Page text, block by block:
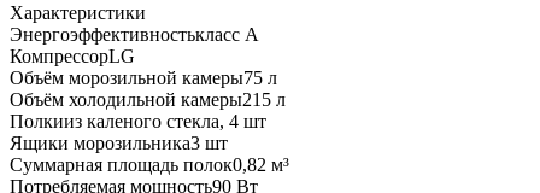
Характеристики
Энергоэффективностькласс А
КомпрессорLG
Объём морозильной камеры75 л
Объём холодильной камеры215 л
Полкииз каленого стекла, 4 шт
Ящики морозильника3 шт
Суммарная площадь полок0,82 м³
Потребляемая мощность90 Вт